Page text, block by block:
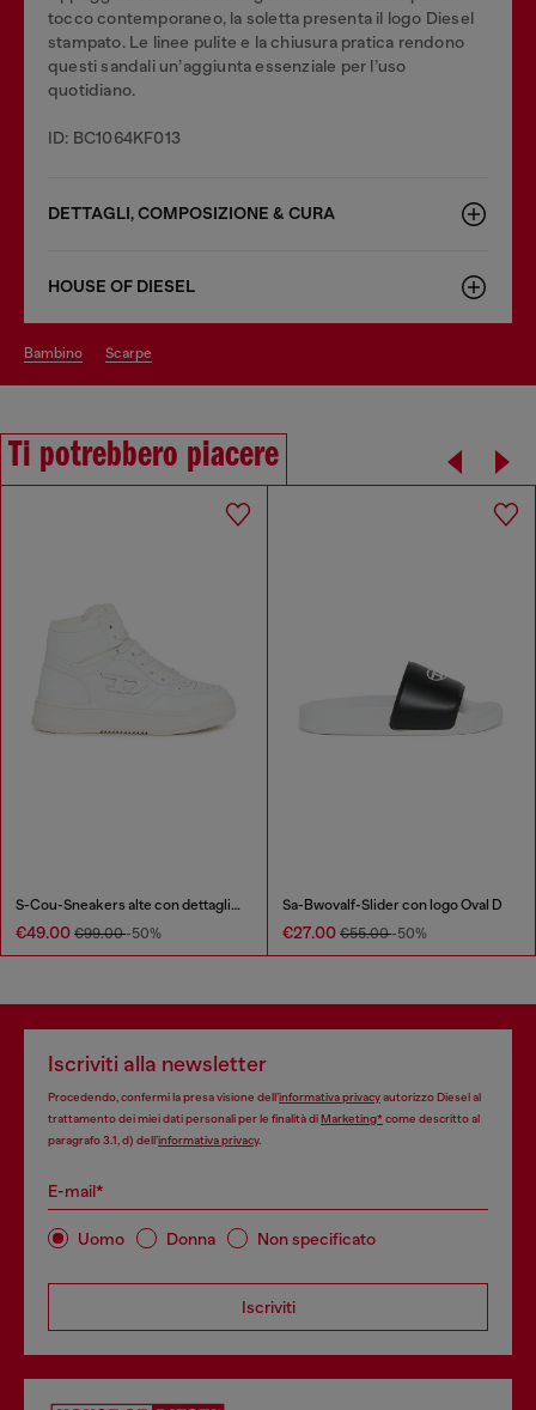
tocco contemporaneo, la soletta presenta il logo Diesel
stampato. Le linee pulite e la chiusura pratica rendono
questi sandali un’aggiunta essenziale per l’uso
quotidiano.
ID: BC1064KF013
DETTAGLI, COMPOSIZIONE & CURA
HOUSE OF DIESEL
bambino scarpe
Ti potrebbero piacere
S-Cou-Sneakers alte con dettaglio D
€49.00 €99.00-50%
Sa-Bwovalf-Slider con logo Oval D
€27.00 €55.00-50%
Iscriviti alla newsletter
Procedendo, confermi la presa visione dell’informativa privacyautorizzo Diesel al
trattamento dei miei dati personali per le finalità diMarketing*come descritto al
paragrafo 3.1, d) dell’informativa privacy.
E-mail*
Uomo Donna Non specificato
Iscriviti